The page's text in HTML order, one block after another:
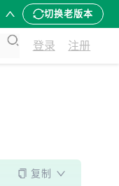
切换老版本
登录 注册
复制